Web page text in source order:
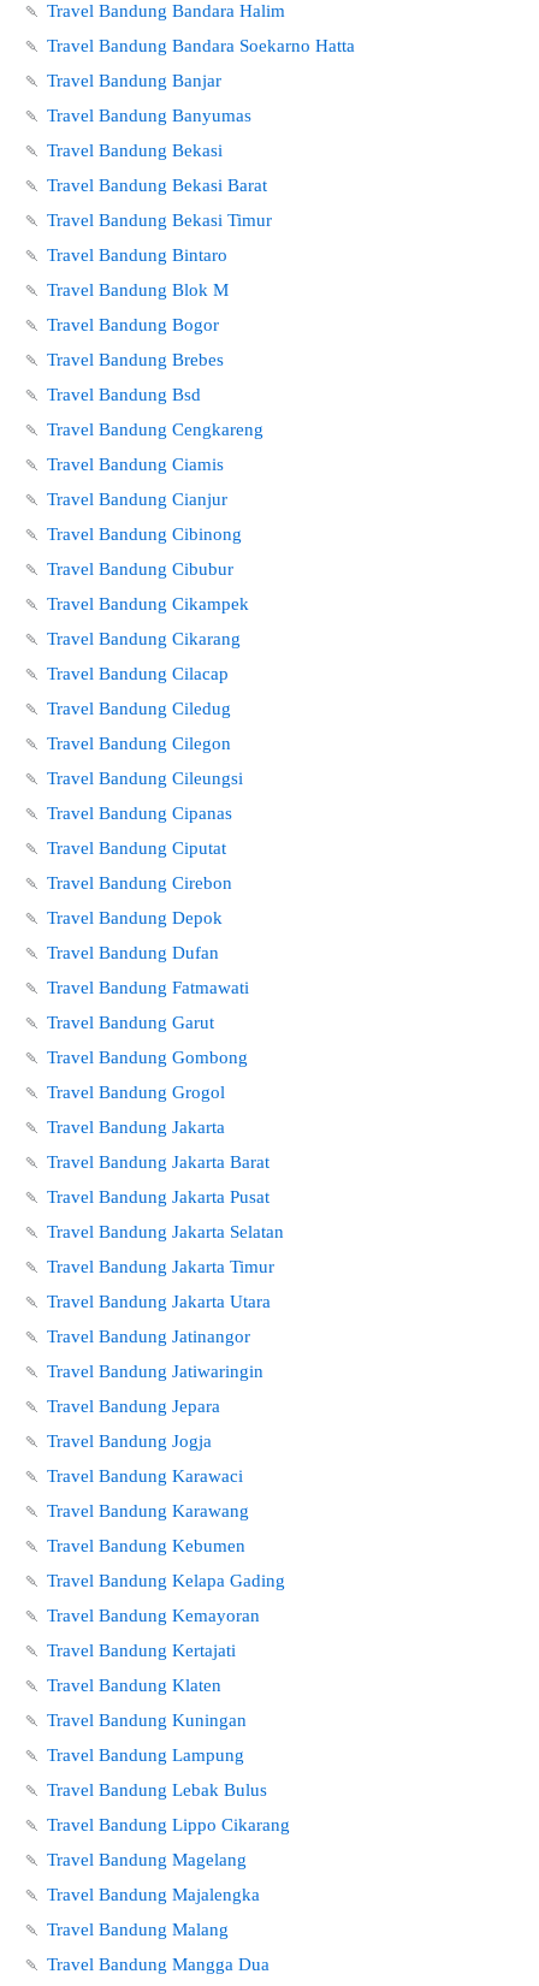
🍡 Travel Bandung Bandara Halim
🍡 Travel Bandung Bandara Soekarno Hatta
🍡 Travel Bandung Banjar
🍡 Travel Bandung Banyumas
🍡 Travel Bandung Bekasi
🍡 Travel Bandung Bekasi Barat
🍡 Travel Bandung Bekasi Timur
🍡 Travel Bandung Bintaro
🍡 Travel Bandung Blok M
🍡 Travel Bandung Bogor
🍡 Travel Bandung Brebes
🍡 Travel Bandung Bsd
🍡 Travel Bandung Cengkareng
🍡 Travel Bandung Ciamis
🍡 Travel Bandung Cianjur
🍡 Travel Bandung Cibinong
🍡 Travel Bandung Cibubur
🍡 Travel Bandung Cikampek
🍡 Travel Bandung Cikarang
🍡 Travel Bandung Cilacap
🍡 Travel Bandung Ciledug
🍡 Travel Bandung Cilegon
🍡 Travel Bandung Cileungsi
🍡 Travel Bandung Cipanas
🍡 Travel Bandung Ciputat
🍡 Travel Bandung Cirebon
🍡 Travel Bandung Depok
🍡 Travel Bandung Dufan
🍡 Travel Bandung Fatmawati
🍡 Travel Bandung Garut
🍡 Travel Bandung Gombong
🍡 Travel Bandung Grogol
🍡 Travel Bandung Jakarta
🍡 Travel Bandung Jakarta Barat
🍡 Travel Bandung Jakarta Pusat
🍡 Travel Bandung Jakarta Selatan
🍡 Travel Bandung Jakarta Timur
🍡 Travel Bandung Jakarta Utara
🍡 Travel Bandung Jatinangor
🍡 Travel Bandung Jatiwaringin
🍡 Travel Bandung Jepara
🍡 Travel Bandung Jogja
🍡 Travel Bandung Karawaci
🍡 Travel Bandung Karawang
🍡 Travel Bandung Kebumen
🍡 Travel Bandung Kelapa Gading
🍡 Travel Bandung Kemayoran
🍡 Travel Bandung Kertajati
🍡 Travel Bandung Klaten
🍡 Travel Bandung Kuningan
🍡 Travel Bandung Lampung
🍡 Travel Bandung Lebak Bulus
🍡 Travel Bandung Lippo Cikarang
🍡 Travel Bandung Magelang
🍡 Travel Bandung Majalengka
🍡 Travel Bandung Malang
🍡 Travel Bandung Mangga Dua